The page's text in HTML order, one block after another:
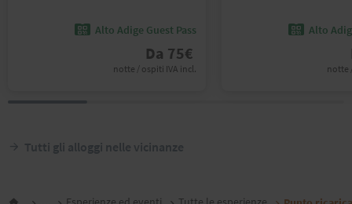
Alto Adige Guest Pass
Da 75€
notte / ospiti IVA incl.
Alto
notte
Tutti gli alloggi nelle vicinanze